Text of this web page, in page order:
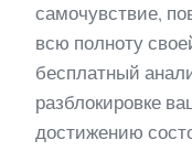
самочувствие,
всю полноту
бесплатный
разблокировке
достижению